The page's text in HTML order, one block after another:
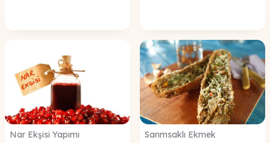
Nar Ekşisi Yapımı Sarımsaklı Ekmek